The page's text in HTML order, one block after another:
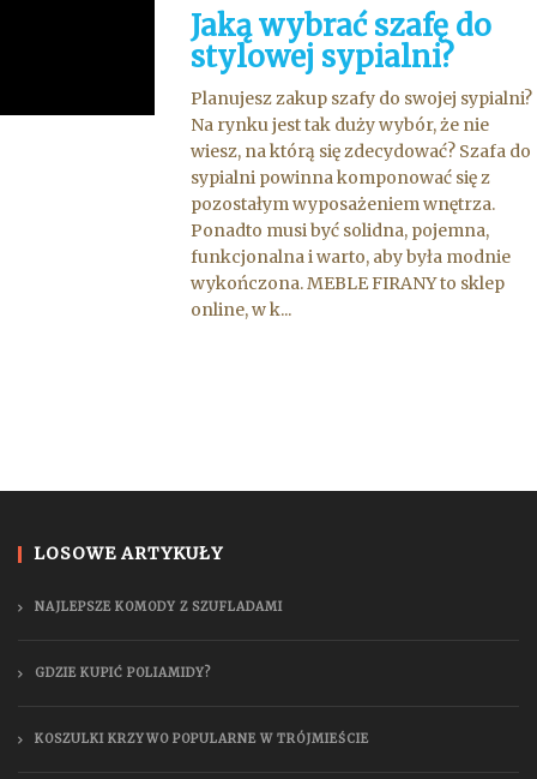
Jaką wybrać szafę do
stylowej sypialni?
Planujesz zakup szafy do swojej sypialni?
Na rynku jest tak duży wybór, że nie
wiesz, na którą się zdecydować? Szafa do
sypialni powinna komponować się z
pozostałym wyposażeniem wnętrza.
Ponadto musi być solidna, pojemna,
funkcjonalna i warto, aby była modnie
wykończona. MEBLE FIRANY to sklep
online, w k...
LOSOWE ARTYKUŁY
NAJLEPSZE KOMODY Z SZUFLADAMI
GDZIE KUPIĆ POLIAMIDY?
KOSZULKI KRZYWO POPULARNE W TRÓJMIEŚCIE